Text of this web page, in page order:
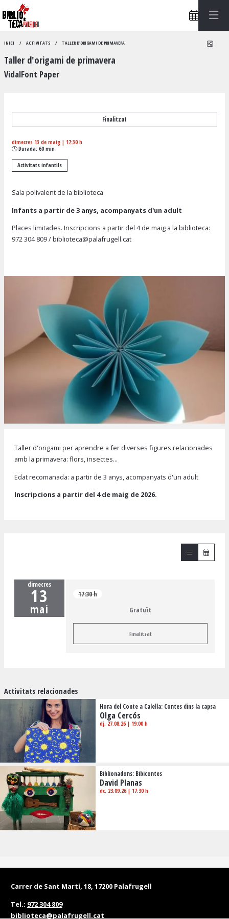
INICI ACTIVITATS TALLER D'ORIGAMI DE PRIMAVERA
Taller d'origami de primavera
VidalFont Paper
Finalitzat
dimecres 13 de maig | 17:30 h
Durada: 60 min
Activitats infantils
Sala polivalent de la biblioteca
Infants a partir de 3 anys, acompanyats d'un adult
Places limitades. Inscripcions a partir del 4 de maig a la biblioteca:
972 304 809/biblioteca@palafrugell.cat
Taller d'origami per aprendre a fer diverses figures relacionades
amb la primavera: flors, insectes...
Edat recomanada: a partir de 3 anys, acompanyats d'un adult
Inscripcions a partir del 4 de maig de 2026.
dimecres
13
mai
17:30 h
Gratuït
Finalitzat
Activitats relacionades
Hora del Conte a Calella: Contes dins la capsa
Olga Cercós
dj. 27.08.26| 19:00 h
Biblionadons: Bibicontes
David Planas
dc. 23.09.26| 17:30 h
Carrer de Sant Martí, 18, 17200 Palafrugell
Tel.: 972 304 809
biblioteca@palafrugell.cat